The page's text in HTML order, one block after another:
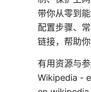
带你从零到
配置步骤、
链接，帮助
有用资源与
Wikipedia -